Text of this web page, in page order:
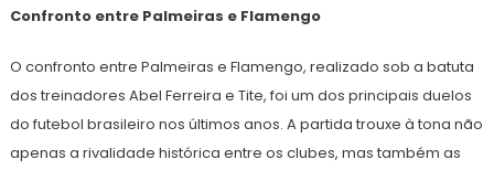
Confronto entre Palmeiras e Flamengo
O confronto entre Palmeiras e Flamengo, realizado sob a batuta
dos treinadores Abel Ferreira e Tite, foi um dos principais duelos
do futebol brasileiro nos últimos anos. A partida trouxe à tona não
apenas a rivalidade histórica entre os clubes, mas também as